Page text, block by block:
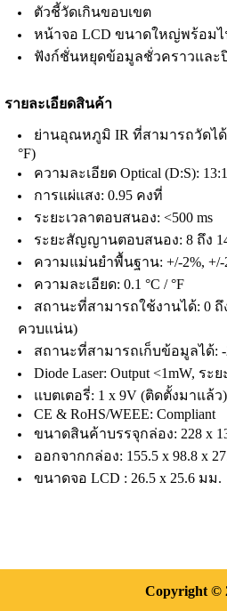
ตัวชี้วัดเกินขอบเขต
หน้าจอ LCD ขนาดใหญ่พร้อมไ
ฟังก์ชั่นหยุดข้อมูลชั่วคราวและ
รายละเอียดสินค้า
ย่านอุณหภูมิ IR ที่สามารถวัดได้:
°F)
ความละเอียด Optical (D:S): 13:1
การแผ่แสง: 0.95 คงที่
ระยะเวลาตอบสนอง: <500 ms
ระยะสัญญานตอบสนอง: 8 ถึง
ความแม่นยำพื้นฐาน: +/-2%, +/-2
ความละเอียด: 0.1 °C / °F
สถานะที่สามารถใช้งานได้: 0 ถึง
ควบแน่น)
สถานะที่สามารถเก็บข้อมูลได้: -
Diode Laser: Output <1mW, ระ
แบตเตอรี่: 1 x 9V (ติดตั้งมาแล้ว)
CE & RoHS/WEEE: Compliant
ขนาดสินค้าบรรจุกล่อง: 228 x
ออกจากกล่อง: 155.5 x 98.8 x
ขนาดจอ LCD : 26.5 x 25.6 มม.
Copyright ©